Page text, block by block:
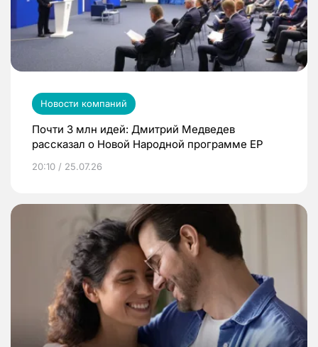
Новости компаний
Почти 3 млн идей: Дмитрий Медведев
рассказал о Новой Народной программе ЕР
20:10 / 25.07.26